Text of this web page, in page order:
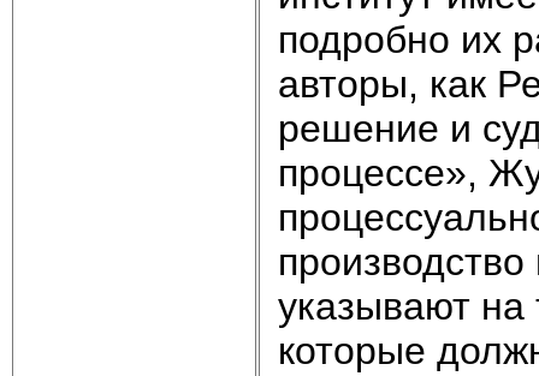
подробно их
авторы, как
решение и
процессе»,
указывают на
которые